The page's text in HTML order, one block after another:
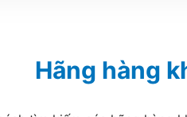
Hãng hàng